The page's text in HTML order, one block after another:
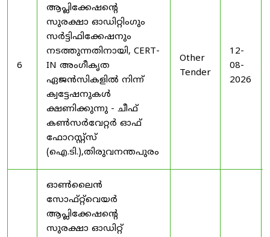
6
ആപ്ലിക്കേഷന്റെ
സുരക്ഷാ ഓഡിറ്റിംഗും
സർട്ടിഫിക്കേഷനും
നടത്തുന്നതിനായി, CERT-
IN അംഗീകൃത
ഏജൻസികളിൽ നിന്ന്
ക്വട്ടേഷനുകൾ
ക്ഷണിക്കുന്നു - ചീഫ്
കൺസർവേറ്റർ ഓഫ്
ഫോറസ്റ്റ്സ്
(ഐ.ടി.),തിരുവനന്തപുരം
Other
Tender
12-
08-
2026
ഓൺലൈൻ
സോഫ്റ്റ്‌വെയർ
ആപ്ലിക്കേഷന്റെ
സുരക്ഷാ ഓഡിറ്റ്